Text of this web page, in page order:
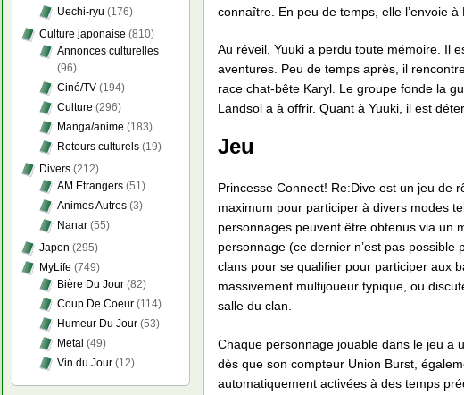
connaître. En peu de temps, elle l’envoie
Au réveil, Yuuki a perdu toute mémoire. Il
aventures. Peu de temps après, il
race chat-bête Karyl. Le groupe fonde la
Landsol a à offrir. Quant à Yuuki, il est
Jeu
Princesse Connect! Re:Dive est un jeu de
maximum pour participer à divers modes
personnages peuvent être obtenus via un
personnage (ce dernier n’est pas
clans pour se qualifier pour participer aux
massivement multijoueur typique, ou
salle du clan.
Chaque personnage jouable dans le jeu a
dès que son compteur Union Burst,
automatiquement activées à des temps
Uechi-ryu (176)
Culture japonaise (810)
Annonces culturelles
(96)
Ciné/TV (194)
Culture (296)
Manga/anime (183)
Retours culturels (19)
Divers (212)
AM Etrangers (51)
Animes Autres (3)
Nanar (55)
Japon (295)
MyLife (749)
Bière Du Jour (82)
Coup De Coeur (114)
Humeur Du Jour (53)
Metal (49)
Vin du Jour (12)